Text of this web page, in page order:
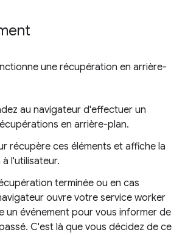
une récupération en arrière-
au navigateur d'effectuer un
en arrière-plan.
récupère ces éléments et affiche la
l'utilisateur.
terminée ou en cas
ouvre votre service worker
un événement pour vous informer de
C'est là que vous décidez de ce